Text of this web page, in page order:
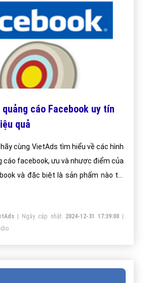
cáo Facebook uy tín
quả
hãy cùng VietAds tìm hiểu về các hình
cáo facebook, ưu và nhược điểm của
và đặc biệt là sản phẩm nào thì
| Ngày cập nhật: 2024-12-31 17:39:00